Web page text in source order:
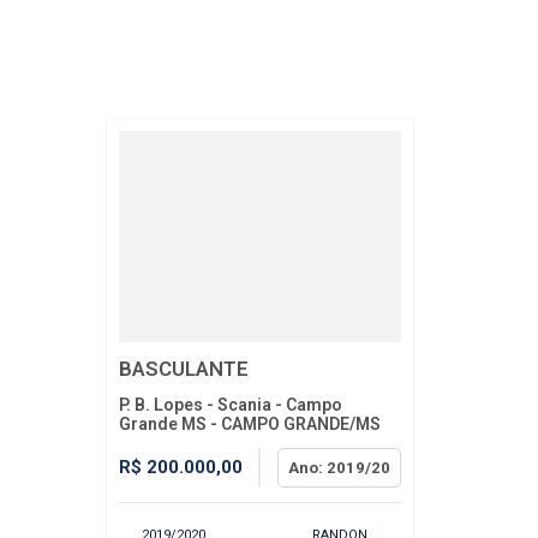
BASCULANTE
P. B. Lopes - Scania - Campo
Grande MS - CAMPO GRANDE/MS
R$ 200.000,00 Ano: 2019/20
2019/2020 RANDON